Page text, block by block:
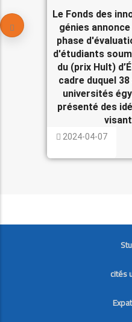
Le Fonds des
génies
phase
d'étudiants
du (prix Hult)
cadre duquel
universités
présenté des
2024-04-07
cités